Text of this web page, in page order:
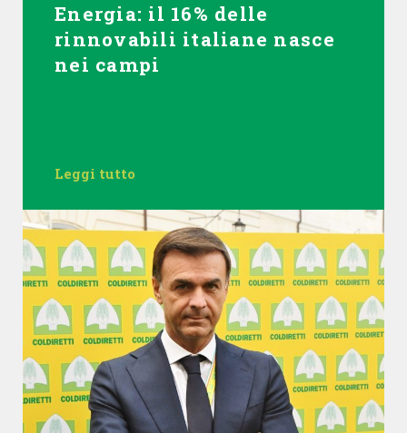
Energia: il 16% delle
rinnovabili italiane nasce
nei campi
Leggi tutto